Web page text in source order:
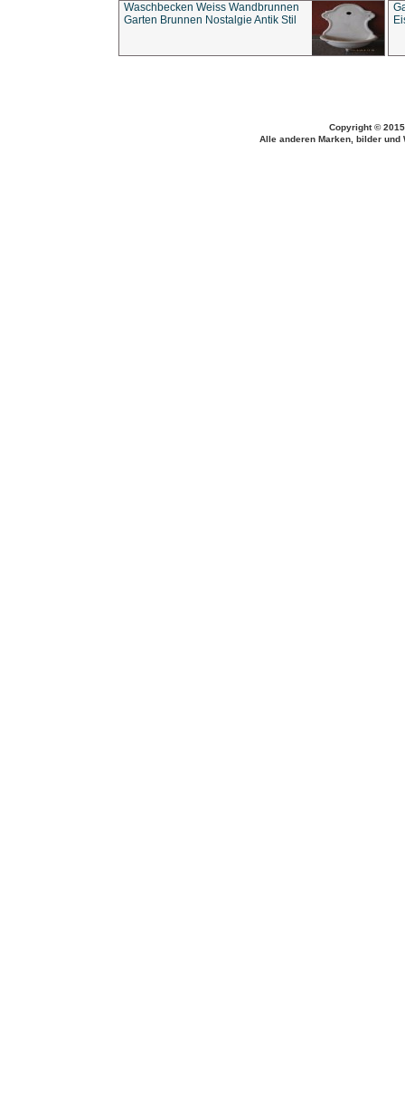
Waschbecken Weiss Wandbrunnen
Garten Brunnen Nostalgie Antik Stil
Copyright ©
Alle anderen Marken, bilder und